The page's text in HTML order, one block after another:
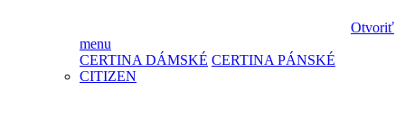
Otvoriť
menu
CERTINA DÁMSKÉ CERTINA PÁNSKÉ
CITIZEN